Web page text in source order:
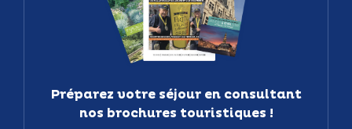
Préparez votre séjour en consultant
nos brochures touristiques !